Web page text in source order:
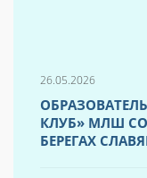
26.05.2026
КЛУБ» МЛШ
БЕРЕГАХ